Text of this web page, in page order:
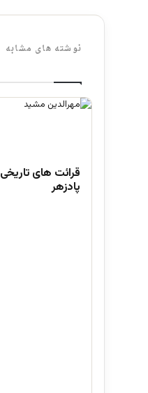
نوشته های مشابه
قرائت های
پادزهر